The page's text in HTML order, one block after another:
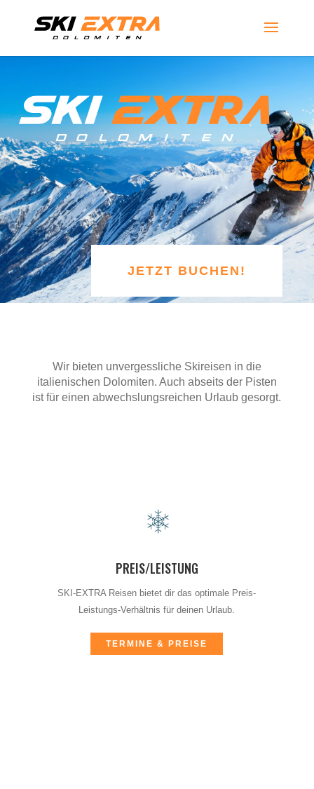
JETZT BUCHEN!
Wir bieten unvergessliche Skireisen in die
italienischen Dolomiten. Auch abseits der Pisten
ist für einen abwechslungsreichen Urlaub gesorgt.
PREIS/LEISTUNG
SKI-EXTRA Reisen bietet dir das optimale Preis-
Leistungs-Verhältnis für deinen Urlaub.
TERMINE & PREISE